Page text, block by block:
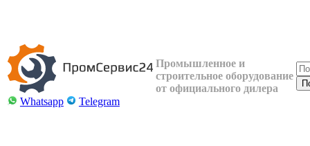
Whatsapp Telegram
Промышленное и
строительное оборудование
от официального дилера